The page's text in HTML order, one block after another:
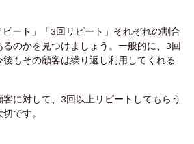
ピート」「3回リピート」それぞれの割合
のかを見つけましょう。一般的に、3回
もその顧客は繰り返し利用してくれる
に対して、3回以上リピートしてもらう
です。